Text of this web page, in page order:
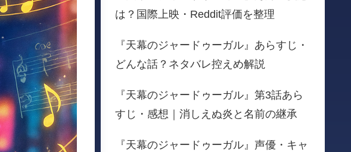
は？国際上映・Reddit評価を整理
『天幕のジャードゥーガル』あらすじ・
どんな話？ネタバレ控えめ解説
『天幕のジャードゥーガル』第3話あら
すじ・感想｜消しえぬ炎と名前の継承
『天幕のジャードゥーガル』声優・キャ